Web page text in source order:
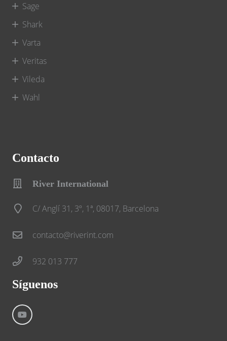
Sage
Shark
Varta
Veritas
Vileda
Wahl
Contacto
River International
C/ Anglí 31, 3º, 1ª, 08017, Barcelona
contacto@riverint.com
932 013 777
Síguenos